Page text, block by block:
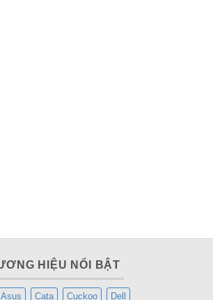
HIỆU NỔI BẬT
Asus Cata Cuckoo Dell